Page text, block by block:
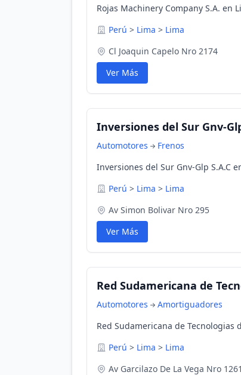
Rojas Machinery Company S.A. en
Perú > Lima > Lima
Cl Joaquin Capelo Nro 2174
Ver Más
Inversiones del Sur Gnv-
Automotores
Frenos
Inversiones del Sur Gnv-Glp S.A.C
Perú > Lima > Lima
Av Simon Bolivar Nro 295
Ver Más
Red Sudamericana de
Automotores
Amortiguadores
Red Sudamericana de Tecnologias
Perú > Lima > Lima
Av Garcilazo De La Vega Nro